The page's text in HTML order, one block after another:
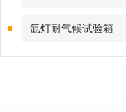
氙灯耐气候试验箱